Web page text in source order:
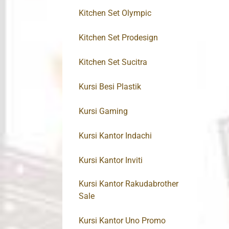
Kitchen Set Olympic
Kitchen Set Prodesign
Kitchen Set Sucitra
Kursi Besi Plastik
Kursi Gaming
Kursi Kantor Indachi
Kursi Kantor Inviti
Kursi Kantor Rakudabrother
Sale
Kursi Kantor Uno Promo